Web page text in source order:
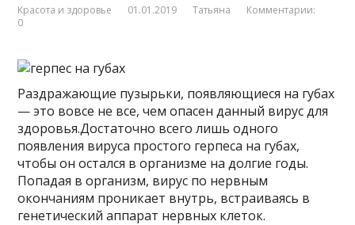
Красота и здоровье 01.01.2019 Татьяна
Комментарии:
0
Раздражающие пузырьки, появляющиеся на губах
— это вовсе не все, чем опасен данный вирус для
здоровья.Достаточно всего лишь одного
появления вируса простого герпеса на губах,
чтобы он остался в организме на долгие годы.
Попадая в организм, вирус по нервным
окончаниям проникает внутрь, встраиваясь в
генетический аппарат нервных клеток.